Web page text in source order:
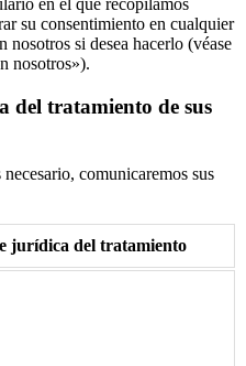
en el que recopilamos
su consentimiento en cualquier
nosotros si desea hacerlo (véase
nosotros»).
del tratamiento de sus
comunicaremos sus
jurídica del tratamiento